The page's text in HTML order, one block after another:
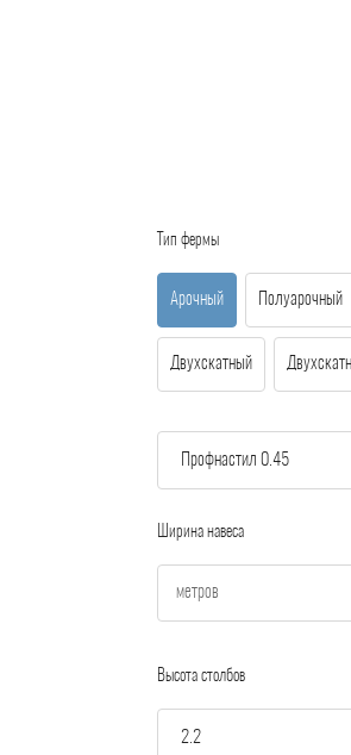
Тип фермы
Арочный Полуарочный
Двухскатный
Ширина навеса
Высота столбов